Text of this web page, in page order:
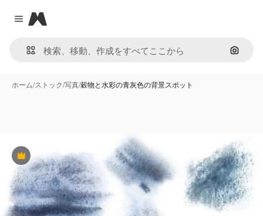
Close menu
Magnific
画像で
ホーム/ストック/写真/穀物と水彩の青灰色の背景スポット
Premium